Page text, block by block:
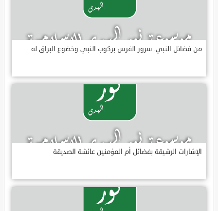
من فضائل النبي: سرور الفرس بركوب النبي وخضوع البراق له
الإشارات الرشيقة بفضائل أم المؤمنين عائشة الصديقة